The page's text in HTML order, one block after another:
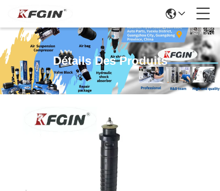
Détails Des Produits